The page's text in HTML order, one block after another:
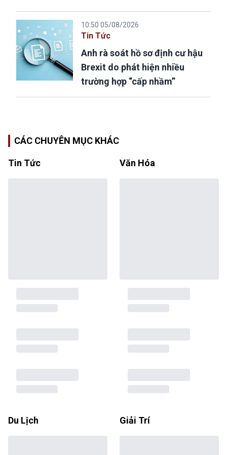
10:50 05/08/2026
Tin Tức
Anh rà soát hồ sơ định cư hậu
Brexit do phát hiện nhiều
trường hợp “cấp nhầm”
CÁC CHUYÊN MỤC KHÁC
Tin Tức Văn Hóa
Du Lịch Giải Trí